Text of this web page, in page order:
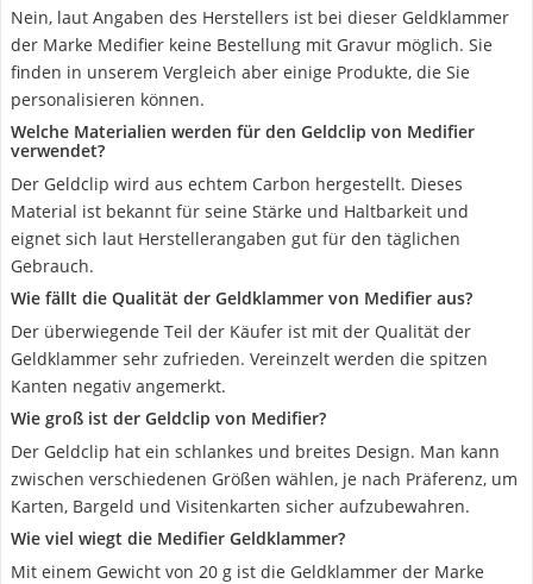
Nein, laut Angaben des Herstellers ist bei dieser Geldklammer
der Marke Medifier keine Bestellung mit Gravur möglich. Sie
finden in unserem Vergleich aber einige Produkte, die Sie
personalisieren können.
Welche Materialien werden für den Geldclip von Medifier
verwendet?
Der Geldclip wird aus echtem Carbon hergestellt. Dieses
Material ist bekannt für seine Stärke und Haltbarkeit und
eignet sich laut Herstellerangaben gut für den täglichen
Gebrauch.
Wie fällt die Qualität der Geldklammer von Medifier aus?
Der überwiegende Teil der Käufer ist mit der Qualität der
Geldklammer sehr zufrieden. Vereinzelt werden die spitzen
Kanten negativ angemerkt.
Wie groß ist der Geldclip von Medifier?
Der Geldclip hat ein schlankes und breites Design. Man kann
zwischen verschiedenen Größen wählen, je nach Präferenz, um
Karten, Bargeld und Visitenkarten sicher aufzubewahren.
Wie viel wiegt die Medifier Geldklammer?
Mit einem Gewicht von 20 g ist die Geldklammer der Marke